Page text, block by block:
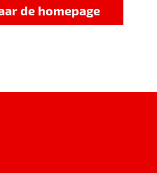
de homepage